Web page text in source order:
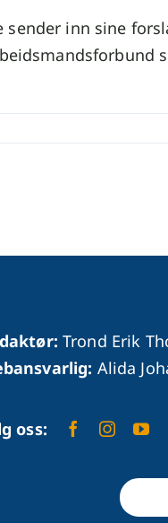
sender inn sine
Trond Erik
Alida
oss: